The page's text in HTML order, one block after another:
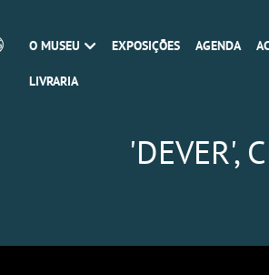
O MUSEU EXPOSIÇÕES AGENDA
LIVRARIA
'DEVER',